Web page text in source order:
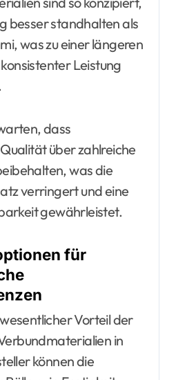
besser standhalten als
was zu einer längeren
Leistung
dass
über zahlreiche
was die
verringert und eine
gewährleistet.
für
Vorteil der
in
können die